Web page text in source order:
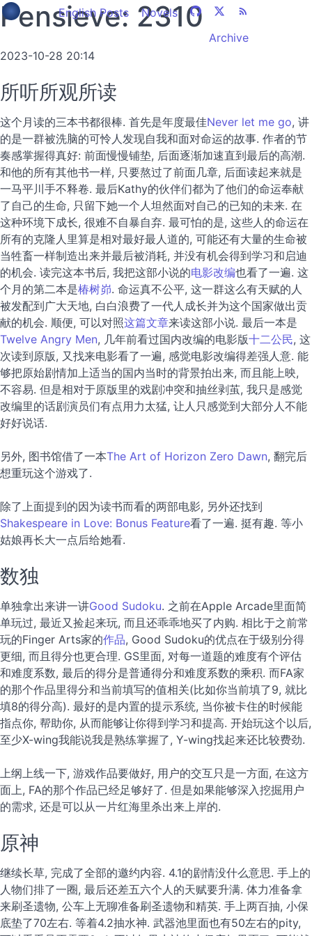
Novels
English Posts
Archive
Pensieve: 2310
2023-10-28 20:14
所听所观所读
这个月读的三本书都很棒. 首先是年度最佳Never let me go, 讲
的是一群被洗脑的可怜人发现自我和面对命运的故事. 作者的节
奏感掌握得真好: 前面慢慢铺垫, 后面逐渐加速直到最后的高潮.
和他的所有其他书一样, 只要熬过了前面几章, 后面读起来就是
一马平川手不释卷. 最后Kathy的伙伴们都为了他们的命运奉献
了自己的生命, 只留下她一个人坦然面对自己的已知的未来. 在
这种环境下成长, 很难不自暴自弃. 最可怕的是, 这些人的命运在
所有的克隆人里算是相对最好最人道的, 可能还有大量的生命被
当牲畜一样制造出来并最后被消耗, 并没有机会得到学习和启迪
的机会. 读完这本书后, 我把这部小说的电影改编也看了一遍. 这
个月的第二本是椿树峁. 命运真不公平, 这一群这么有天赋的人
被发配到广大天地, 白白浪费了一代人成长并为这个国家做出贡
献的机会. 顺便, 可以对照这篇文章来读这部小说. 最后一本是
Twelve Angry Men, 几年前看过国内改编的电影版十二公民, 这
次读到原版, 又找来电影看了一遍, 感觉电影改编得差强人意. 能
够把原始剧情加上适当的国内当时的背景拍出来, 而且能上映,
不容易. 但是相对于原版里的戏剧冲突和抽丝剥茧, 我只是感觉
改编里的话剧演员们有点用力太猛, 让人只感觉到大部分人不能
好好说话.
另外, 图书馆借了一本The Art of Horizon Zero Dawn, 翻完后
想重玩这个游戏了.
除了上面提到的因为读书而看的两部电影, 另外还找到
Shakespeare in Love: Bonus Feature看了一遍. 挺有趣. 等小
姑娘再长大一点后给她看.
数独
单独拿出来讲一讲Good Sudoku. 之前在Apple Arcade里面简
单玩过, 最近又捡起来玩, 而且还乖乖地买了内购. 相比于之前常
玩的Finger Arts家的作品, Good Sudoku的优点在于级别分得
更细, 而且得分也更合理. GS里面, 对每一道题的难度有个评估
和难度系数, 最后的得分是普通得分和难度系数的乘积. 而FA家
的那个作品里得分和当前填写的值相关(比如你当前填了9, 就比
填8的得分高). 最好的是内置的提示系统, 当你被卡住的时候能
指点你, 帮助你, 从而能够让你得到学习和提高. 开始玩这个以后,
至少X-wing我能说我是熟练掌握了, Y-wing找起来还比较费劲.
上纲上线一下, 游戏作品要做好, 用户的交互只是一方面, 在这方
面上, FA的那个作品已经足够好了. 但是如果能够深入挖掘用户
的需求, 还是可以从一片红海里杀出来上岸的.
原神
继续长草, 完成了全部的邀约内容. 4.1的剧情没什么意思. 手上的
人物们排了一圈, 最后还差五六个人的天赋要升满. 体力准备拿
来刷圣遗物, 公车上无聊准备刷圣遗物和精英. 手上两百抽, 小保
底垫了70左右. 等着4.2抽水神. 武器池里面也有50左右的pity,